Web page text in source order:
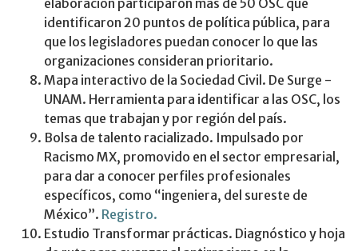
identificaron 20 puntos de política pública, para
que los legisladores puedan conocer lo que las
organizaciones consideran prioritario.
Mapa interactivo de la Sociedad Civil. De Surge -
UNAM. Herramienta para identificar a las OSC, los
temas que trabajan y por región del país.
Bolsa de talento racializado. Impulsado por
Racismo MX, promovido en el sector empresarial,
para dar a conocer perfiles profesionales
específicos, como “ingeniera, del sureste de
México”. Registro.
Estudio Transformar prácticas. Diagnóstico y hoja